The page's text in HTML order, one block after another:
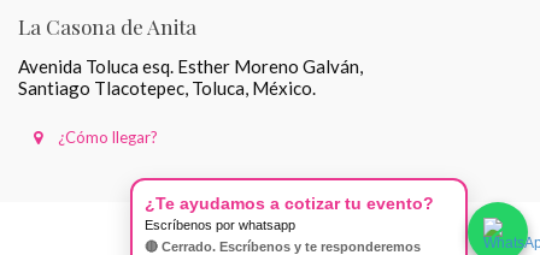
La Casona de Anita
Avenida Toluca esq. Esther Moreno Galván,
Santiago Tlacotepec, Toluca, México.
¿Cómo llegar?
¿Te ayudamos a cotizar tu evento?
Escríbenos por whatsapp
🔴 Cerrado. Escríbenos y te responderemos